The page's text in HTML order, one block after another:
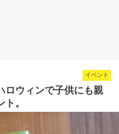
イベント
ロウィンで子供にも親
。